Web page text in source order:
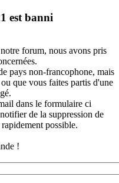
est banni
forum, nous avons pris
pays non-francophone, mais
que vous faites partis d'une
dans le formulaire ci
de la suppression de
possible.
!